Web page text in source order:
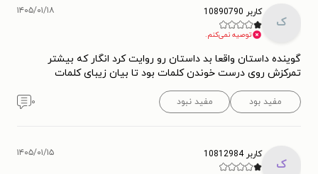
ک
کاربر 10890790
توصیه نمی‌کنم.
۱۴۰۵/۰۱/۱۸
گوینده داستان واقعا بد داستان رو روایت کرد انگار که بیشتر
تمرکزش روی درست خوندن کلمات بود تا بیان زیبای کلمات
مفید بود مفید نبود ۰
ک
کاربر 10812984 ۱۴۰۵/۰۱/۱۵